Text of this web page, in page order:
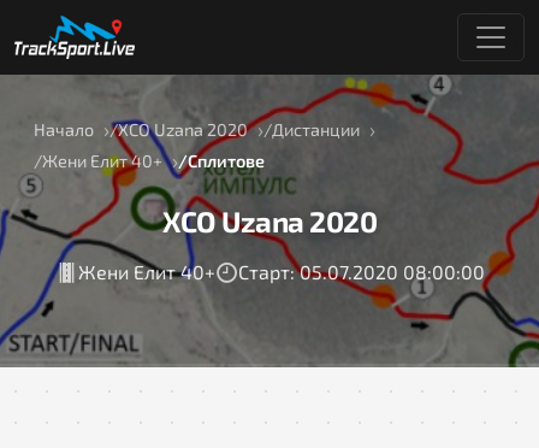
Начало XCO Uzana 2020
Дистанции
Жени Елит 40+
Сплитове
XCO Uzana 2020
Жени Елит 40+ Старт: 05.07.2020 08:00:00